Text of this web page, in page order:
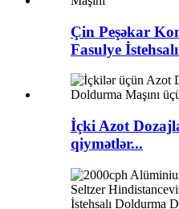
Çin Peşəkar
Fasulye
İçki Azot
qiymətlər...